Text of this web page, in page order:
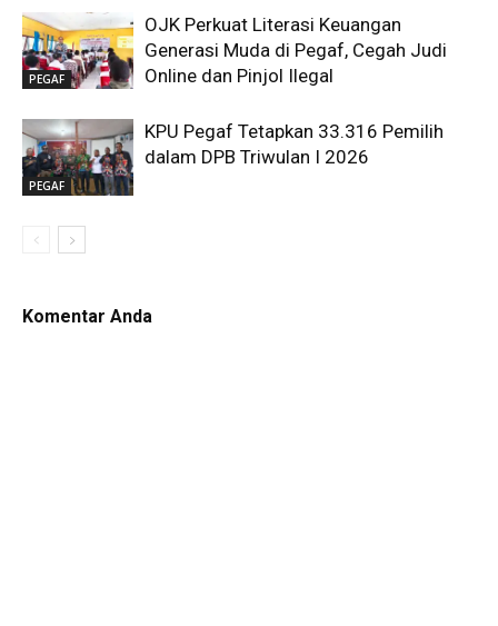
PEGAF
OJK Perkuat Literasi Keuangan
Generasi Muda di Pegaf, Cegah Judi
Online dan Pinjol Ilegal
PEGAF
KPU Pegaf Tetapkan 33.316 Pemilih
dalam DPB Triwulan I 2026
Komentar Anda